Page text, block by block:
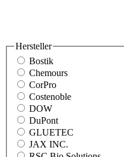
Hersteller
Bostik
Chemours
CorPro
Costenoble
DOW
DuPont
GLUETEC
JAX INC.